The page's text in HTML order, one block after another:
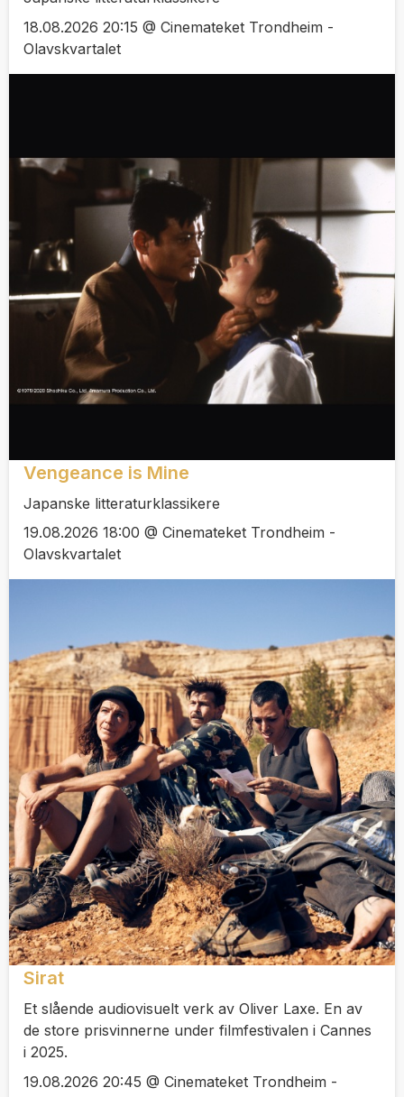
18.08.2026 20:15 @ Cinemateket Trondheim -
Olavskvartalet
Vengeance is Mine
Japanske litteraturklassikere
19.08.2026 18:00 @ Cinemateket Trondheim -
Olavskvartalet
Sirat
Et slående audiovisuelt verk av Oliver Laxe. En av
de store prisvinnerne under filmfestivalen i Cannes
i 2025.
19.08.2026 20:45 @ Cinemateket Trondheim -